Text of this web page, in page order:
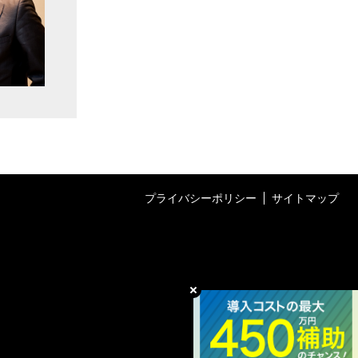
プライバシーポリシー サイトマップ